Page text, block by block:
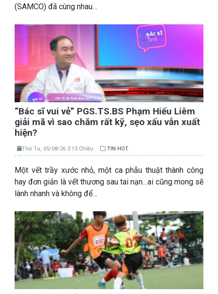
(SAMCO) đã cùng nhau…
“Bác sĩ vui vẻ” PGS.TS.BS Phạm Hiếu Liêm
giải mã vì sao chăm rất kỹ, sẹo xấu vẫn xuất
hiện?
Thứ Tư, 05/08/26 3:13 Chiều TIN HOT
Một vết trầy xước nhỏ, một ca phẫu thuật thành công
hay đơn giản là vết thương sau tai nạn…ai cũng mong sẽ
lành nhanh và không để…